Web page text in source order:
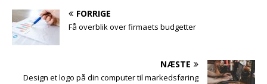
FORRIGE
Få overblik over firmaets budgetter
NÆSTE
Design et logo på din computer til markedsføring